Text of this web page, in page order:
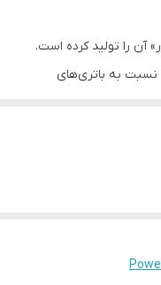
آن را تولید کرده است.
نسبت به باتری‌های